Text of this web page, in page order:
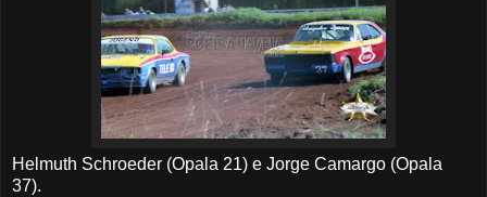
Helmuth Schroeder (Opala 21) e Jorge Camargo (Opala
37).